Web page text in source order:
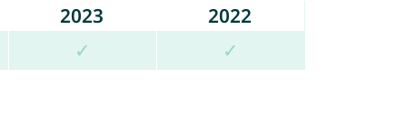
2023
2022
✓
✓